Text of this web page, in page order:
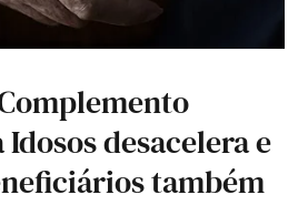
desacelera e
também